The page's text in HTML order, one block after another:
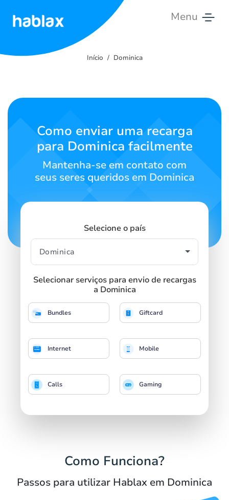
Menu
Contato
Português
Início Dominica
Como enviar uma recarga
para Dominica facilmente
Mantenha-se em contato com
seus seres queridos em Dominica
Selecione o país
Selecionar serviços para envio de recargas
a Dominica
Bundles Giftcard
Internet Mobile
Calls Gaming
Como Funciona?
Passos para utilizar Hablax em Dominica